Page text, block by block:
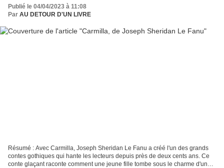
Publié le 04/04/2023 à 11:08
Par AU DETOUR D'UN LIVRE
Résumé : Avec Carmilla, Joseph Sheridan Le Fanu a créé l'un des grands
contes gothiques qui hante les lecteurs depuis près de deux cents ans. Ce
conte glaçant raconte comment une jeune fille tombe sous le charme d'une